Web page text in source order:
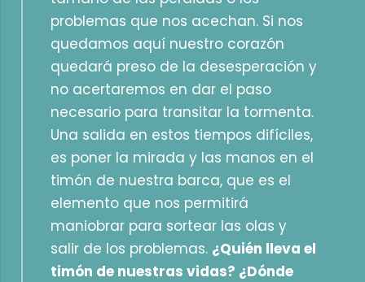
problemas que nos acechan. Si nos
quedamos aquí nuestro corazón
quedará preso de la desesperación y
no acertaremos en dar el paso
necesario para transitar la tormenta.
Una salida en estos tiempos difíciles,
es poner la mirada y las manos en el
timón de nuestra barca, que es el
elemento que nos permitirá
maniobrar para sortear las olas y
salir de los problemas. ¿Quién lleva el
timón de nuestras vidas? ¿Dónde